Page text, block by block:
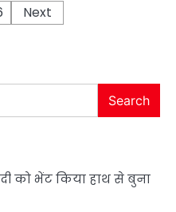
Next
Search
को भेंट किया हाथ से बुना